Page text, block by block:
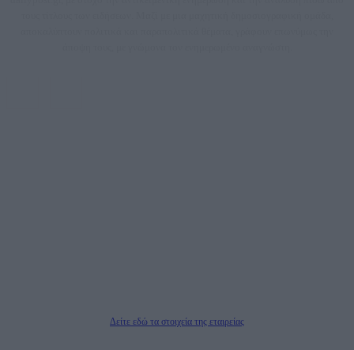
Δείτε εδώ τα στοιχεία της εταιρείας